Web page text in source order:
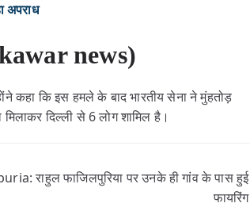
अपराध
news)
कहा कि इस हमले के बाद भारतीय सेना ने मुंहतोड़
दिल्ली से 6 लोग शामिल है।
राहुल फाजिलपुरिया पर उनके ही गांव के पास हुई
फायरिंग